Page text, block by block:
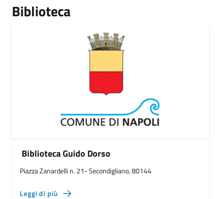
Biblioteca
Biblioteca Guido Dorso
Piazza Zanardelli n. 21- Secondigliano, 80144
Leggi di più